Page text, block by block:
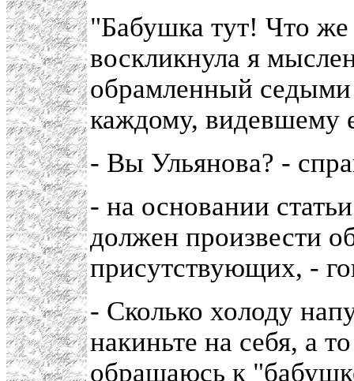
"Бабушка тут! Что же
воскликнула я
обрамленный седыми
каждому, видевшему
- Вы Ульянова? -
- на основании
должен произвести
присутствующих, -
- Сколько холоду
накиньте на себя, а
обращаюсь к